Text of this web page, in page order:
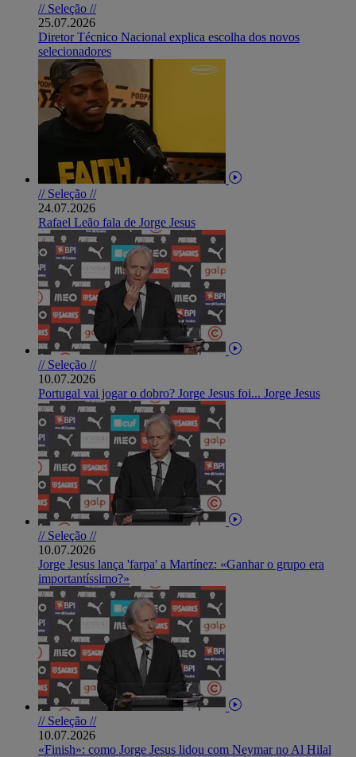
// Seleção //
25.07.2026
Diretor Técnico Nacional explica escolha dos novos
selecionadores
// Seleção //
24.07.2026
Rafael Leão fala de Jorge Jesus
// Seleção //
10.07.2026
Portugal vai jogar o dobro? Jorge Jesus foi... Jorge Jesus
// Seleção //
10.07.2026
Jorge Jesus lança 'farpa' a Martínez: «Ganhar o grupo era
importantíssimo?»
// Seleção //
10.07.2026
«Finish»: como Jorge Jesus lidou com Neymar no Al Hilal